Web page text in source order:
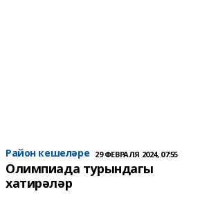
Район кешеләре 29 ФЕВРАЛЯ 2024, 07:55
Олимпиада турындагы
хатирәләр